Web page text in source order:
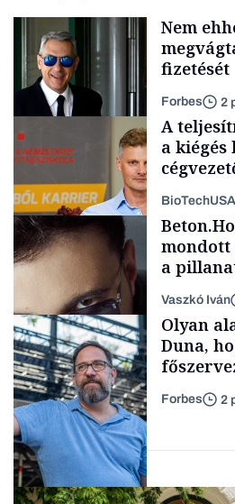
Politika
Nem
fizetését
Forbes 2
Content Lab HUB
A
a kiégés
BioTechUSA
Forbes-sztori
mondott
a
a
Vaszkó Iván
Olyan
Duna,
Forbes 2